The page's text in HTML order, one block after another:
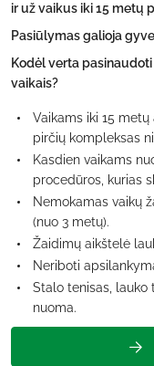
ir už vaikus iki 15 metų
Pasiūlymas galioja
Kodėl verta
vaikais?
Vaikams iki 15
pirčių kompleksas
Kasdien vaikams
procedūros, kurias
Nemokamas vaikų
(nuo 3 metų).
Žaidimų aikštelė
Neriboti
Stalo tenisas, lauko
nuoma.